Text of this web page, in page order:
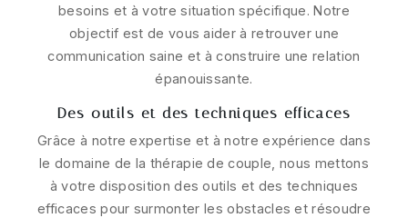
besoins et à votre situation spécifique. Notre
objectif est de vous aider à retrouver une
communication saine et à construire une relation
épanouissante.
Des outils et des techniques efficaces
Grâce à notre expertise et à notre expérience dans
le domaine de la thérapie de couple, nous mettons
à votre disposition des outils et des techniques
efficaces pour surmonter les obstacles et résoudre